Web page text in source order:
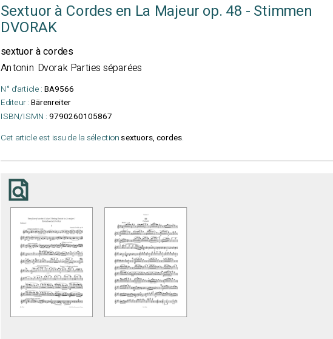
Sextuor à Cordes en La Majeur op. 48 - Stimmen
DVORAK
sextuor à cordes
Antonin Dvorak Parties séparées
N° d'article : BA9566
Editeur : Bärenreiter
ISBN/ISMN : 9790260105867
Cet article est issu de la sélection sextuors, cordes.